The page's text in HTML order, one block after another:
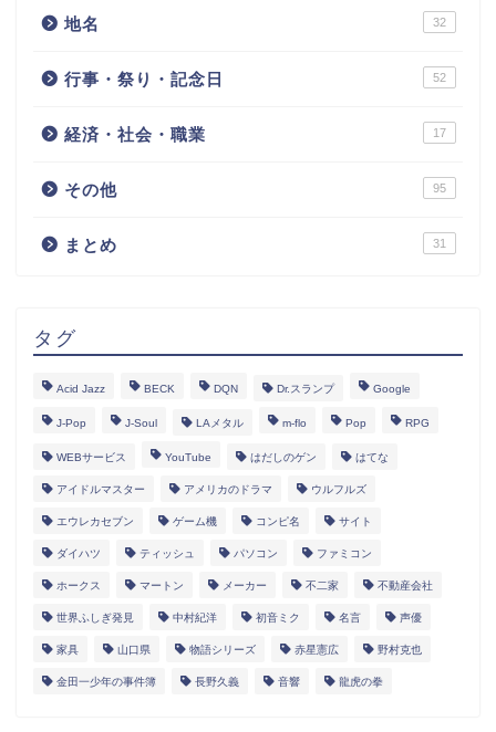
地名 32
行事・祭り・記念日 52
経済・社会・職業 17
その他 95
まとめ 31
タグ
Acid Jazz BECK DQN Dr.スランプ Google
J-Pop J-Soul LAメタル m-flo Pop RPG
WEBサービス YouTube はだしのゲン はてな
アイドルマスター アメリカのドラマ ウルフルズ
エウレカセブン ゲーム機 コンピ名 サイト
ダイハツ ティッシュ パソコン ファミコン
ホークス マートン メーカー 不二家 不動産会社
世界ふしぎ発見 中村紀洋 初音ミク 名言 声優
家具 山口県 物語シリーズ 赤星憲広 野村克也
金田一少年の事件簿 長野久義 音響 龍虎の拳